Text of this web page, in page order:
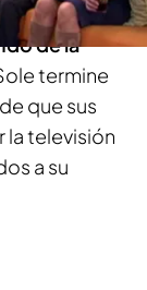
de la
termine
que sus
la televisión
a su